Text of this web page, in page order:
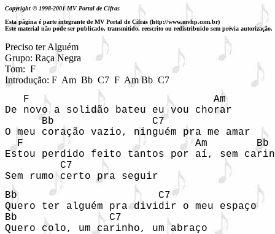
Copyright © 1998-2001 MV Portal de Cifras
Esta página é parte integrante de MV Portal de Cifras (http://www.mvhp.com.br)
Este material não pode ser publicado, transmitido, reescrito ou redistribuído sem prévia autorização.
Preciso ter Alguém
Grupo: Raça Negra
Tom:  F
Introdução: F  Am  Bb  C7  F  Am Bb  C7
   F                              Am
De novo a solidão bateu eu vou chorar
      Bb                C7
O meu coração vazio, ninguém pra me amar
  F                            Am        Bb
Estou perdido feito tantos por aí, sem
         C7
Bb                       C7
Quero ter alguém pra dividir o meu espaço
Bb               C7
Quero colo, um carinho, um abraço